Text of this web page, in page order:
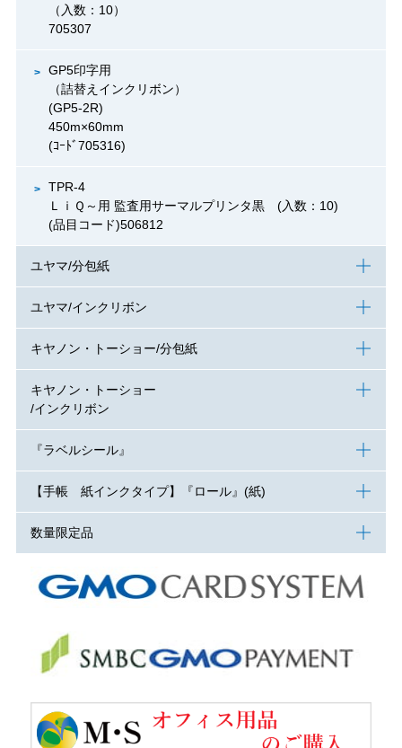
（入数：10）
705307
GP5印字用
（詰替えインクリボン）
(GP5-2R)
450m×60mm
(ｺｰﾄﾞ705316)
TPR-4
ＬｉＱ～用 監査用サーマルプリンタ黒 (入数：10)
(品目コード)506812
ユヤマ/分包紙
ユヤマ/インクリボン
キヤノン・トーショー/分包紙
キヤノン・トーショー
/インクリボン
『ラベルシール』
【手帳 紙インクタイプ】『ロール』(紙)
数量限定品